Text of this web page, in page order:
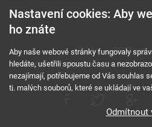
O nás RSS feed
Podmínky použití a ochrana
Nastavení cookies: Aby
ho znáte
Aby naše webové stránky fungovaly
hledáte, ušetřili spoustu času a
nezajímají, potřebujeme od Vás souhlas
tj. malých souborů, které se ukládají ve
Odmítnout